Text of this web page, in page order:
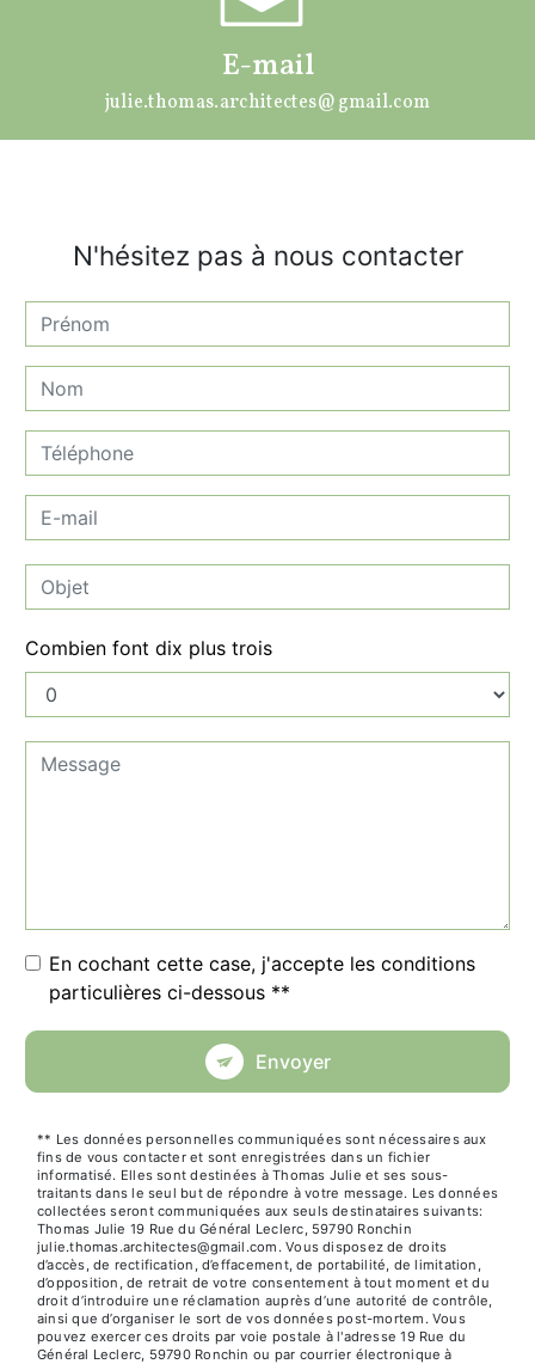
E-mail
julie.thomas.architectes@gmail.com
N'hésitez pas à nous contacter
Combien font dix plus trois
En cochant cette case, j'accepte les conditions
particulières ci-dessous **
Envoyer
** Les données personnelles communiquées sont nécessaires aux
fins de vous contacter et sont enregistrées dans un fichier
informatisé. Elles sont destinées à Thomas Julie et ses sous-
traitants dans le seul but de répondre à votre message. Les données
collectées seront communiquées aux seuls destinataires suivants:
Thomas Julie 19 Rue du Général Leclerc, 59790 Ronchin
julie.thomas.architectes@gmail.com. Vous disposez de droits
d’accès, de rectification, d’effacement, de portabilité, de limitation,
d’opposition, de retrait de votre consentement à tout moment et du
droit d’introduire une réclamation auprès d’une autorité de contrôle,
ainsi que d’organiser le sort de vos données post-mortem. Vous
pouvez exercer ces droits par voie postale à l'adresse 19 Rue du
Général Leclerc, 59790 Ronchin ou par courrier électronique à